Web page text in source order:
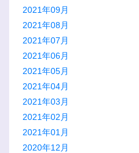
2021年09月
2021年08月
2021年07月
2021年06月
2021年05月
2021年04月
2021年03月
2021年02月
2021年01月
2020年12月